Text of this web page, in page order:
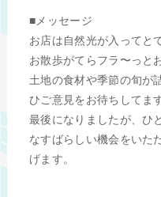
■メッセージ
お店は自然光が入ってと
お散歩がてらフラ〜っと
土地の食材や季節の旬が
ひご意見をお待ちしてま
最後になりましたが、ひ
なすばらしい機会をいた
げます。